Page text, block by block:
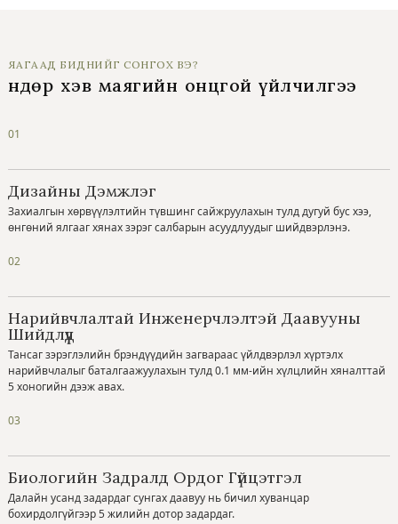
ЯАГААД БИДНИЙГ СОНГОХ ВЭ?
Өндөр хэв маягийн онцгой үйлчилгээ
01
Дизайны Дэмжлэг
Захиалгын хөрвүүлэлтийн түвшинг сайжруулахын тулд дугуй бус хээ,
өнгөний ялгааг хянах зэрэг салбарын асуудлуудыг шийдвэрлэнэ.
02
Нарийвчлалтай Инженерчлэлтэй Даавууны
Шийдлүүд
Тансаг зэрэглэлийн брэндүүдийн загвараас үйлдвэрлэл хүртэлх
нарийвчлалыг баталгаажуулахын тулд 0.1 мм-ийн хүлцлийн хяналттай
5 хоногийн дээж авах.
03
Биологийн Задралд Ордог Гүйцэтгэл
Далайн усанд задардаг сунгах даавуу нь бичил хуванцар
бохирдолгүйгээр 5 жилийн дотор задардаг.